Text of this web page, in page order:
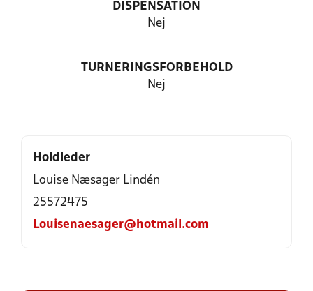
DISPENSATION
Nej
TURNERINGSFORBEHOLD
Nej
Holdleder
Louise Næsager Lindén
25572475
Louisenaesager@hotmail.com